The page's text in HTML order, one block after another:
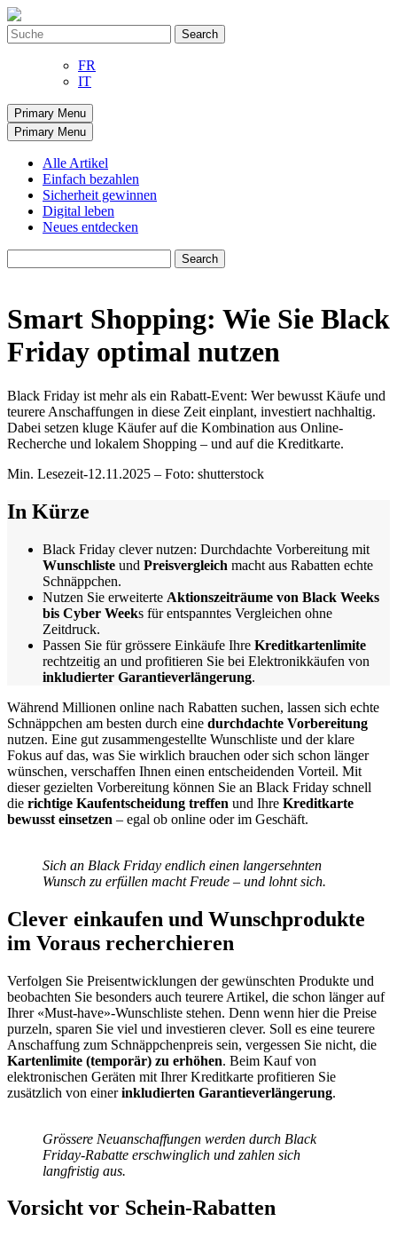
Skip
to
content
Search
for:
FR
IT
Primary Menu
Primary Menu
Alle Artikel
Einfach bezahlen
Sicherheit gewinnen
Digital leben
Neues entdecken
for:
Smart Shopping: Wie Sie Black
Friday optimal nutzen
Black Friday ist mehr als ein Rabatt-Event: Wer bewusst Käufe und
teurere Anschaffungen in diese Zeit einplant, investiert nachhaltig.
Dabei setzen kluge Käufer auf die Kombination aus Online-
Recherche und lokalem Shopping – und auf die Kreditkarte.
Min. Lesezeit-12.11.2025 – Foto: shutterstock
In Kürze
Black Friday clever nutzen: Durchdachte Vorbereitung mit
Wunschliste und Preisvergleich macht aus Rabatten echte
Schnäppchen.
Nutzen Sie erweiterte Aktionszeiträume von Black Weeks
bis Cyber Weeks für entspanntes Vergleichen ohne
Zeitdruck.
Passen Sie für grössere Einkäufe Ihre Kreditkartenlimite
rechtzeitig an und profitieren Sie bei Elektronikkäufen von
inkludierter Garantieverlängerung.
Während Millionen online nach Rabatten suchen, lassen sich echte
Schnäppchen am besten durch eine durchdachte Vorbereitung
nutzen. Eine gut zusammengestellte Wunschliste und der klare
Fokus auf das, was Sie wirklich brauchen oder sich schon länger
wünschen, verschaffen Ihnen einen entscheidenden Vorteil. Mit
dieser gezielten Vorbereitung können Sie an Black Friday schnell
die richtige Kaufentscheidung treffen und Ihre Kreditkarte
bewusst einsetzen – egal ob online oder im Geschäft.
Sich an Black Friday endlich einen langersehnten
Wunsch zu erfüllen macht Freude – und lohnt sich.
Clever einkaufen und Wunschprodukte
im Voraus recherchieren
Verfolgen Sie Preisentwicklungen der gewünschten Produkte und
beobachten Sie besonders auch teurere Artikel, die schon länger auf
Ihrer «Must-have»-Wunschliste stehen. Denn wenn hier die Preise
purzeln, sparen Sie viel und investieren clever. Soll es eine teurere
Anschaffung zum Schnäppchenpreis sein, vergessen Sie nicht, die
Kartenlimite (temporär) zu erhöhen. Beim Kauf von
elektronischen Geräten mit Ihrer Kreditkarte profitieren Sie
zusätzlich von einerinkludierten Garantieverlängerung.
Grössere Neuanschaffungen werden durch Black
Friday-Rabatte erschwinglich und zahlen sich
langfristig aus.
Vorsicht vor Schein-Rabatten